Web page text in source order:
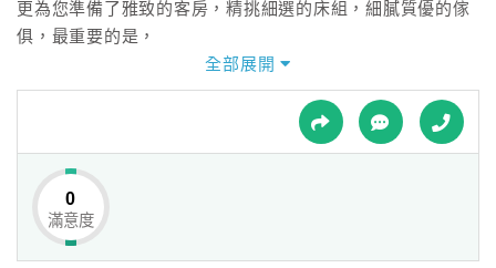
球
網
更為您準備了雅致的客房，精挑細選的床組，細膩質優的傢
俱，最重要的是，
我們家園民宿更提供了清新整潔的住宿環境，與親切合善的
服務，等待著您的光臨。
海洋柔情座落在花蓮縣吉安鄉，離花蓮各風景區郊遊都相當
的方便，
您可以騎著自行車到台開心農場，享受綠意盎然的大地，
也可以到太平洋公園，親近海洋的魅力，
或是到東大門夜市，品嚐花蓮在地美食，
全部展開
0
滿意度